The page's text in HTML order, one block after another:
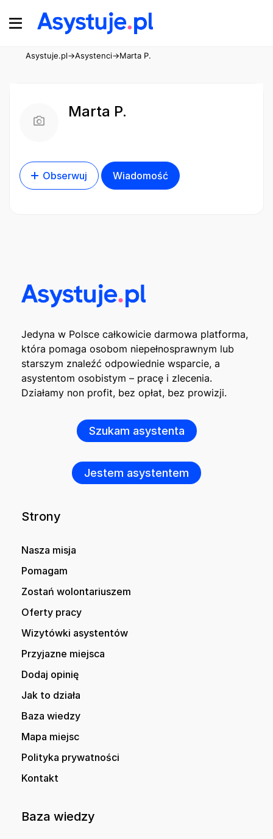
Asystuje.pl→Asystenci→Marta P.
Marta P.
Obserwuj Wiadomość
Jedyna w Polsce całkowicie darmowa platforma,
która pomaga osobom niepełnosprawnym lub
starszym znaleźć odpowiednie wsparcie, a
asystentom osobistym – pracę i zlecenia.
Działamy non profit, bez opłat, bez prowizji.
Szukam asystenta
Jestem asystentem
Strony
Nasza misja
Pomagam
Zostań wolontariuszem
Oferty pracy
Wizytówki asystentów
Przyjazne miejsca
Dodaj opinię
Jak to działa
Baza wiedzy
Mapa miejsc
Polityka prywatności
Kontakt
Baza wiedzy